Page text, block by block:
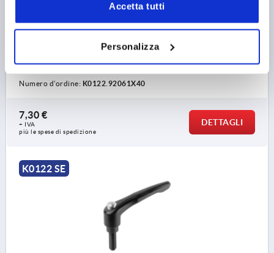
Accetta tutti
Personalizza
SUPERFICIE CORPO BASE=SATINATO
D2=19
B=9,5
LUNGHEZZA MANIGLIA=65
ALTEZZA IMPUGNATURA=42,5
H4=45,5
NUMERO DI DENTI =20
Numero d’ordine: K0122.92061X40
7,30 €
+ IVA
più le spese di spedizione
DETTAGLI
K0122 SE